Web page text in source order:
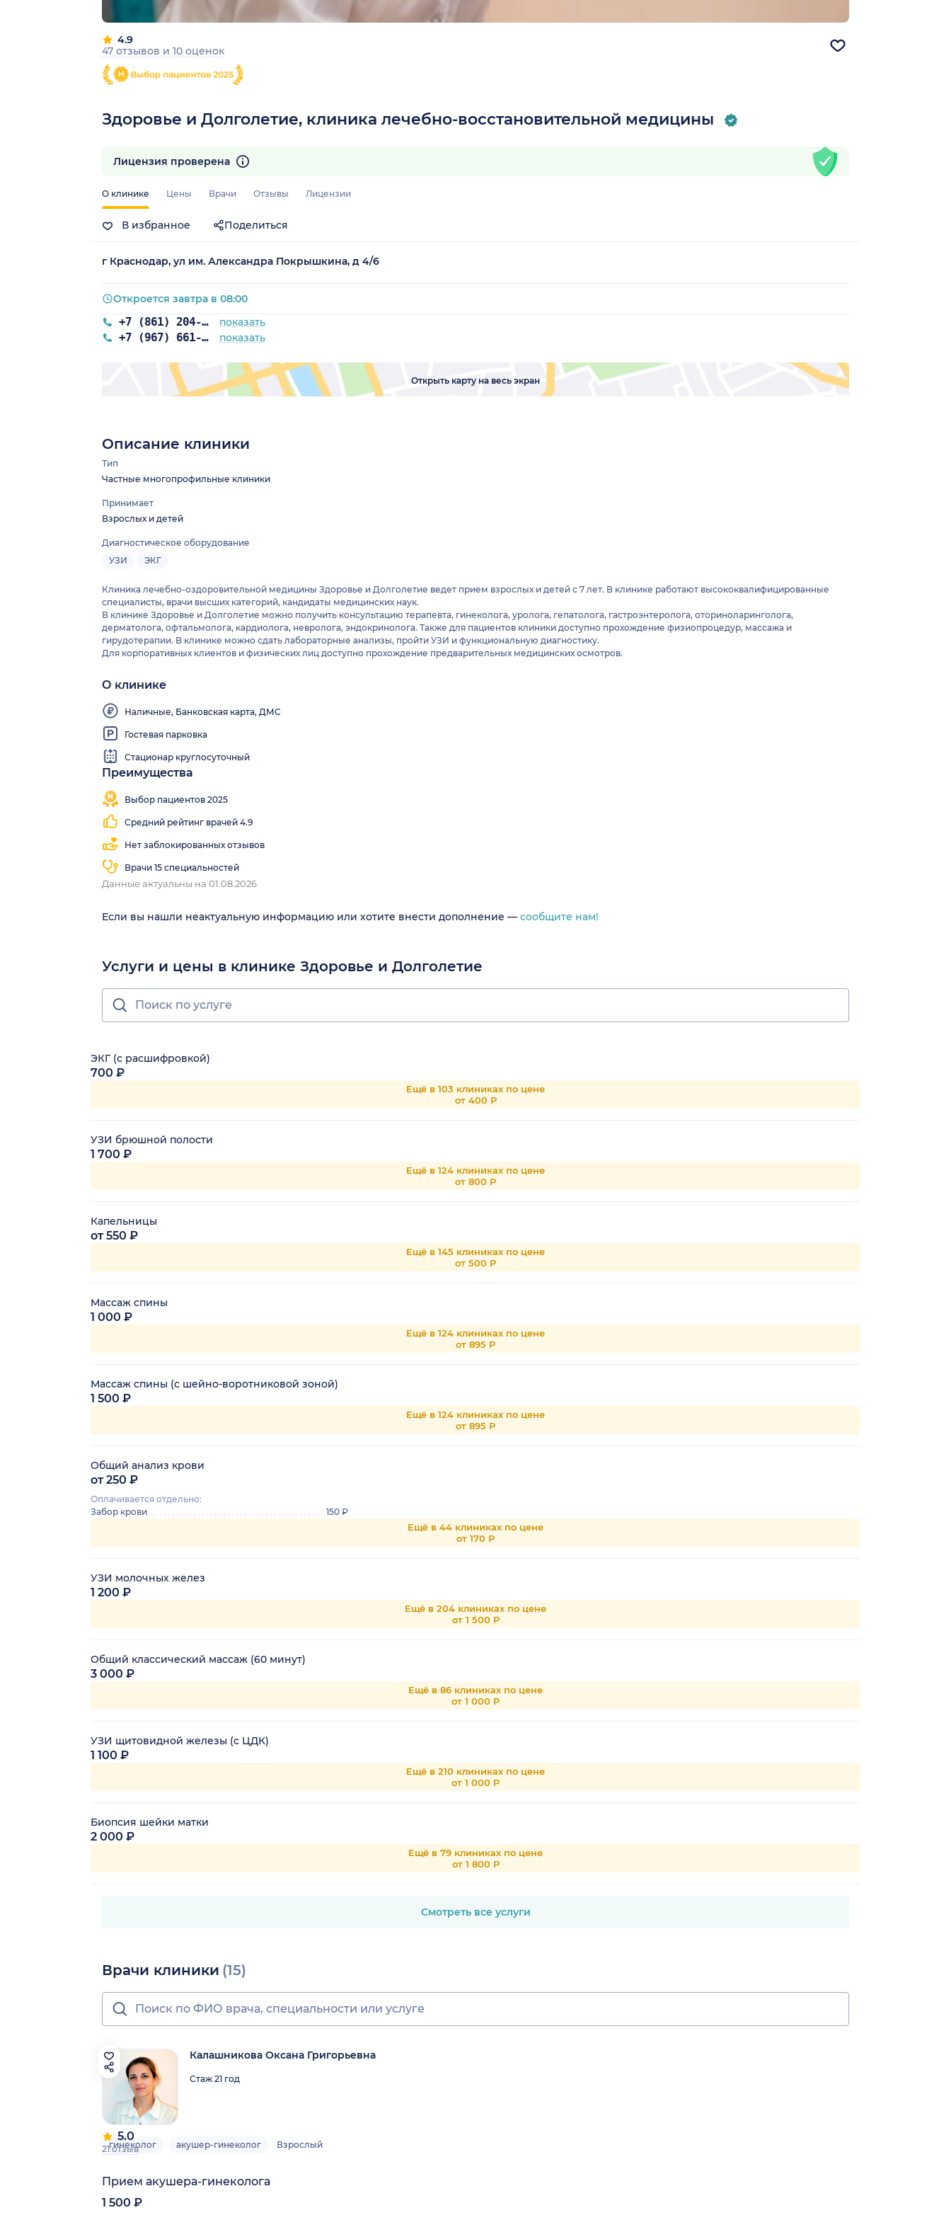
Здоровье и Долголетие, клиника лечебно-восстановительной медицины
4.9
47 отзывов и 10 оценок
О клинике Цены Врачи Отзывы Лицензии
В избранное Поделиться
Лицензия проверена
г Краснодар, ул им. Александра Покрышкина, д 4/6
+7 (861) 204-60-64 показать
+7 (967) 661-22-22 показать
Откроется завтра в 08:00
Открыть карту на весь экран
Описание клиники
Тип
Частные многопрофильные клиники
Принимает
Взрослых и детей
Диагностическое оборудование
УЗИ
ЭКГ
Клиника лечебно-оздоровительной медицины Здоровье и Долголетие ведет прием взрослых и детей с 7 лет. В клинике работают высококвалифицированные
специалисты, врачи высших категорий, кандидаты медицинских наук.
В клинике Здоровье и Долголетие можно получить консультацию терапевта, гинеколога, уролога, гепатолога, гастроэнтеролога, оториноларинголога,
дерматолога, офтальмолога, кардиолога, невролога, эндокринолога. Также для пациентов клиники доступно прохождение физиопроцедур, массажа и
гирудотерапии. В клинике можно сдать лабораторные анализы, пройти УЗИ и функциональную диагностику.
Для корпоративных клиентов и физических лиц доступно прохождение предварительных медицинских осмотров.
О клинике
Наличные, Банковская карта, ДМС
Гостевая парковка
Стационар круглосуточный
Преимущества
Выбор пациентов 2025
Средний рейтинг врачей 4.9
Нет заблокированных отзывов
Врачи 15 специальностей
Данные актуальны на 01.08.2026
Если вы нашли неактуальную информацию или хотите внести дополнение — сообщите нам!
Услуги и цены в клинике Здоровье и Долголетие
ЭКГ (с расшифровкой)
700 ₽
Ещё в 103 клиниках по цене
от 400 Р
УЗИ брюшной полости
1 700 ₽
Ещё в 124 клиниках по цене
от 800 Р
Капельницы
от 550 ₽
Ещё в 145 клиниках по цене
от 500 Р
Массаж спины
1 000 ₽
Ещё в 124 клиниках по цене
от 895 Р
Массаж спины (с шейно-воротниковой зоной)
1 500 ₽
Ещё в 124 клиниках по цене
от 895 Р
Общий анализ крови
от 250 ₽
Оплачивается отдельно:
Забор крови
150 ₽
Ещё в 44 клиниках по цене
от 170 Р
УЗИ молочных желез
1 200 ₽
Ещё в 204 клиниках по цене
от 1 500 Р
Общий классический массаж (60 минут)
3 000 ₽
Ещё в 86 клиниках по цене
от 1 000 Р
УЗИ щитовидной железы (с ЦДК)
1 100 ₽
Ещё в 210 клиниках по цене
от 1 000 Р
Биопсия шейки матки
2 000 ₽
Ещё в 79 клиниках по цене
от 1 800 Р
Смотреть все услуги
Врачи клиники (15)
5.0
21 отзыв
Калашникова Оксана Григорьевна
Стаж 21 год
гинеколог акушер-гинеколог Взрослый
Прием акушера-гинеколога
1 500 ₽